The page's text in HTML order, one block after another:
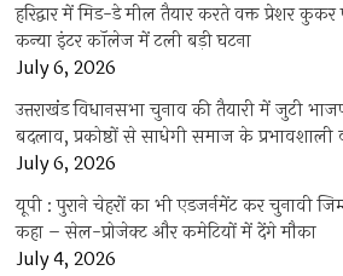
हरिद्वार में मिड-डे मील तैयार करते वक्त प्रेशर
कन्या इंटर कॉलेज में टली बड़ी घटना
July 6, 2026
उत्तराखंंड विधानसभा चुनाव की तैयारी में जुटी
बदलाव, प्रकोष्ठों से साधेगी समाज के प्रभावशाली
July 6, 2026
यूपी : पुराने चेहरों का भी एडजर्नमेंट कर चुनावी
कहा – सेल-प्रोजेक्ट और कमेटियों में देंगे मौका
July 4, 2026